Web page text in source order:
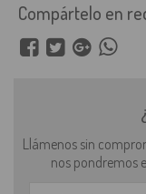
Compártelo en
Llámenos sin
nos pondremos